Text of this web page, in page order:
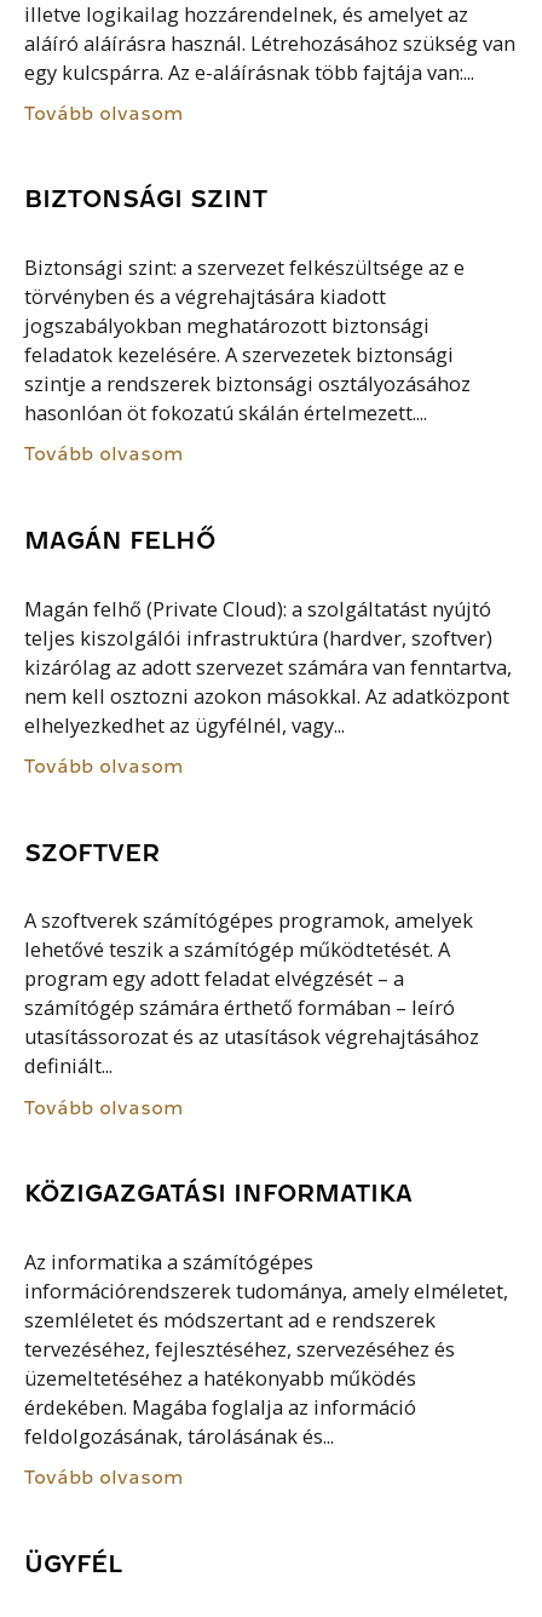
illetve logikailag hozzárendelnek, és amelyet az
aláíró aláírásra használ. Létrehozásához szükség van
egy kulcspárra. Az e-aláírásnak több fajtája van:...
Tovább olvasom
BIZTONSÁGI SZINT
Biztonsági szint: a szervezet felkészültsége az e
törvényben és a végrehajtására kiadott
jogszabályokban meghatározott biztonsági
feladatok kezelésére. A szervezetek biztonsági
szintje a rendszerek biztonsági osztályozásához
hasonlóan öt fokozatú skálán értelmezett....
Tovább olvasom
MAGÁN FELHŐ
Magán felhő (Private Cloud): a szolgáltatást nyújtó
teljes kiszolgálói infrastruktúra (hardver, szoftver)
kizárólag az adott szervezet számára van fenntartva,
nem kell osztozni azokon másokkal. Az adatközpont
elhelyezkedhet az ügyfélnél, vagy...
Tovább olvasom
SZOFTVER
A szoftverek számítógépes programok, amelyek
lehetővé teszik a számítógép működtetését. A
program egy adott feladat elvégzését – a
számítógép számára érthető formában – leíró
utasítássorozat és az utasítások végrehajtásához
definiált...
Tovább olvasom
KÖZIGAZGATÁSI INFORMATIKA
Az informatika a számítógépes
információrendszerek tudománya, amely elméletet,
szemléletet és módszertant ad e rendszerek
tervezéséhez, fejlesztéséhez, szervezéséhez és
üzemeltetéséhez a hatékonyabb működés
érdekében. Magába foglalja az információ
feldolgozásának, tárolásának és...
Tovább olvasom
ÜGYFÉL